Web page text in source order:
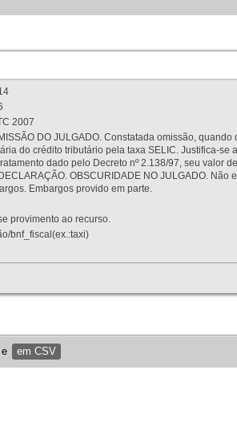
2007
DO JULGADO. Constatada omissão,
do crédito tributário pela taxa SELIC. Justifica-
dado pelo Decreto nº 2.138/97, seu valor
OBSCURIDADE NO JULGADO.
Embargos provido em parte.
provimento ao recurso.
bnf_fiscal(ex.:taxi)
e em CSV